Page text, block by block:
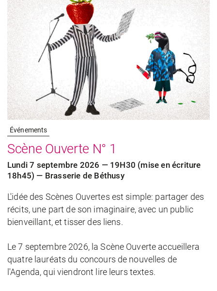
Événements
Scène Ouverte N° 1
Lundi 7 septembre 2026 — 19H30 (mise en écriture
18h45) — Brasserie de Béthusy
L'idée des Scènes Ouvertes est simple: partager des
récits, une part de son imaginaire, avec un public
bienveillant, et tisser des liens.
Le 7 septembre 2026, la Scène Ouverte accueillera
quatre lauréats du concours de nouvelles de
l'Agenda, qui viendront lire leurs textes.